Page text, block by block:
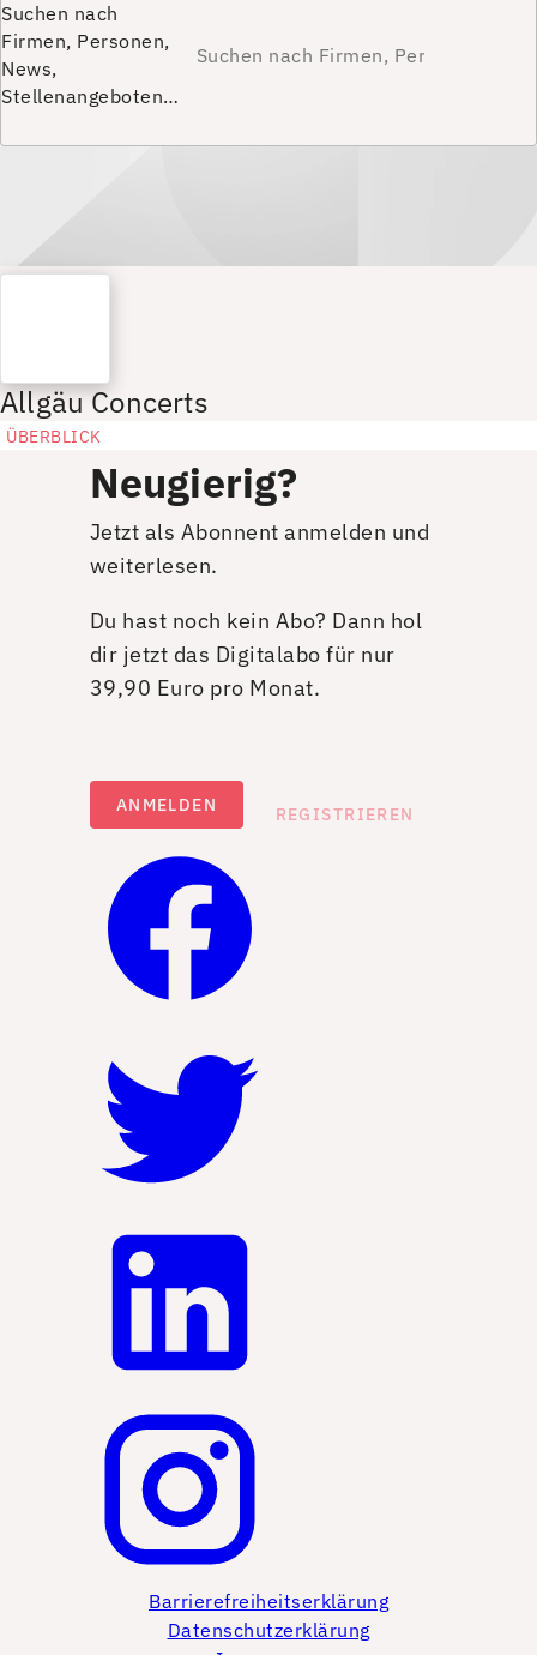
Suchen nach
Firmen, Personen,
News,
Stellenangeboten…
Allgäu Concerts
ÜBERBLICK
Neugierig?
Jetzt als Abonnent anmelden und
weiterlesen.
Du hast noch kein Abo? Dann hol
dir jetzt das Digitalabo für nur
39,90 Euro pro Monat.
ANMELDEN REGISTRIEREN
Barrierefreiheitserklärung
Datenschutzerklärung